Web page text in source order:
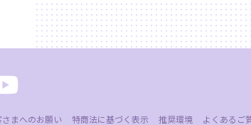
さまへのお願い 特商法に基づく表示 推奨環境 よくあるご